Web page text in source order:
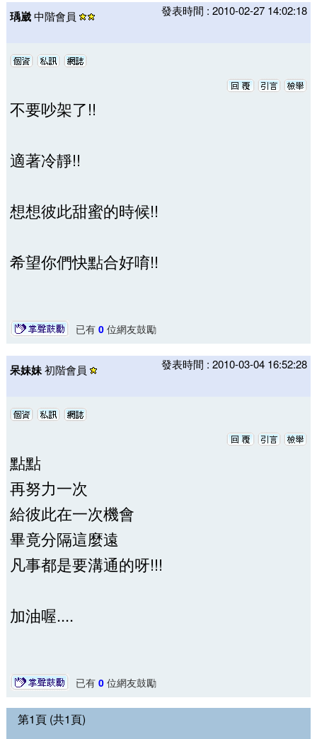
瑀崴中階會員 發表時間 : 2010-02-27 14:02:18
不要吵架了!!
適著冷靜!!
想想彼此甜蜜的時候!!
希望你們快點合好唷!!
已有 0位網友鼓勵
呆妹妹初階會員 發表時間 : 2010-03-04 16:52:28
點點
再努力一次
給彼此在一次機會
畢竟分隔這麼遠
凡事都是要溝通的呀!!!
加油喔....
已有 0位網友鼓勵
第1頁 (共1頁)